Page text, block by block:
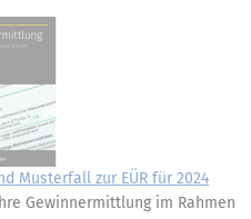
Musterfall zur EÜR für 2024
Gewinnermittlung im Rahmen